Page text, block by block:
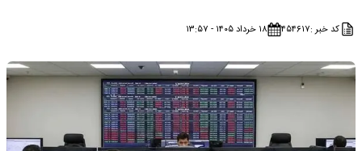
کد خبر :۴۵۴۶۱۷ ۱۸ خرداد ۱۴۰۵ - ۱۳:۵۷